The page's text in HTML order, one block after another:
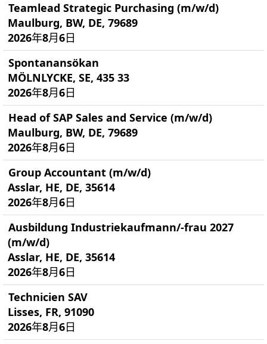
Teamlead Strategic Purchasing (m/w/d)
Maulburg, BW, DE, 79689
2026年8月6日
Spontanansökan
MÖLNLYCKE, SE, 435 33
2026年8月6日
Head of SAP Sales and Service (m/w/d)
Maulburg, BW, DE, 79689
2026年8月6日
Group Accountant (m/w/d)
Asslar, HE, DE, 35614
2026年8月6日
Ausbildung Industriekaufmann/-frau 2027
(m/w/d)
Asslar, HE, DE, 35614
2026年8月6日
Technicien SAV
Lisses, FR, 91090
2026年8月6日